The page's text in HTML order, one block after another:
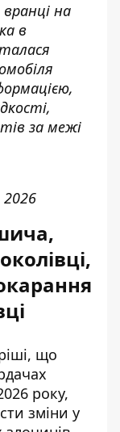
на
в
за межі
2026
що
року,
зміни у